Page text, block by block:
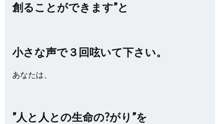
創ることができます”と
小さな声で３回呟いて下さい。
あなたは、
”人と人との生命の?がり”を